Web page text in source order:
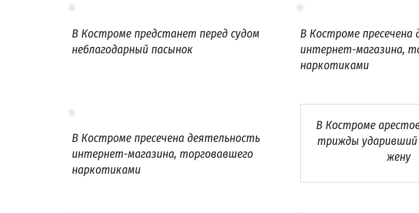
В Костроме предстанет перед судом
неблагодарный пасынок
В Костроме пресечена
интернет-магазина,
наркотиками
В Костроме пресечена деятельность
интернет-магазина, торговавшего
наркотиками
В Костроме
трижды
жену